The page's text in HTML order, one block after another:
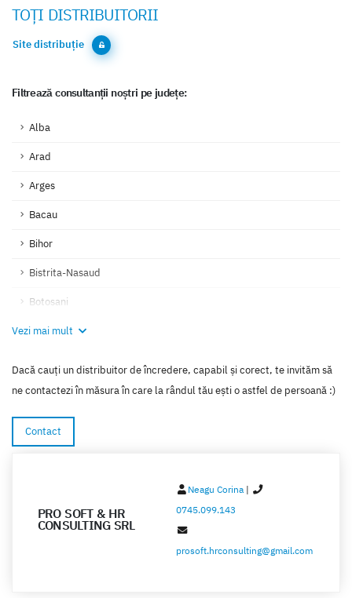
TOȚI DISTRIBUITORII
Site distribuție
Filtrează consultanții noștri pe județe:
Alba
Arad
Arges
Bacau
Bihor
Bistrita-Nasaud
Botosani
Braila
Bucuresti
Buzau
Calarasi
Constanta
Vezi mai mult
Dacă cauți un distribuitor de încredere, capabil și corect, te invităm să
ne contactezi în măsura în care la rândul tău ești o astfel de persoană :)
Contact
PRO SOFT & HR
CONSULTING SRL
Neagu Corina |
0745.099.143
prosoft.hrconsulting@gmail.com